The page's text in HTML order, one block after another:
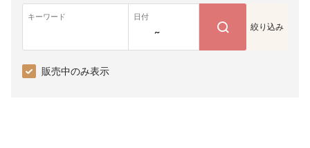
キーワード 日付
~ 絞り込み
販売中のみ表示